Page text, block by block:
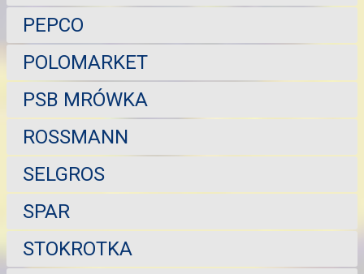
PEPCO
POLOMARKET
PSB MRÓWKA
ROSSMANN
SELGROS
SPAR
STOKROTKA